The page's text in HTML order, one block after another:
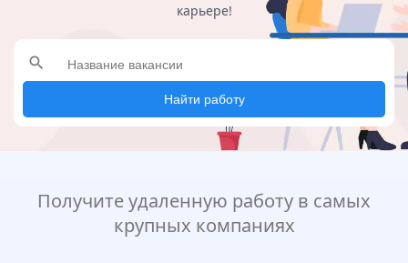
карьере!
search
Найти работу
Получите удаленную работу в самых
крупных компаниях